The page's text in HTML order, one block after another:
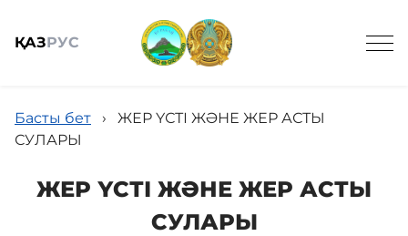
ҚАЗРУС
Жалпы мәлімет
Басты бет ›
ЖЕР ҮСТІ ЖӘНЕ ЖЕР АСТЫ
СУЛАРЫ
ЖЕР ҮСТІ ЖӘНЕ ЖЕР АСТЫ
СУЛАРЫ